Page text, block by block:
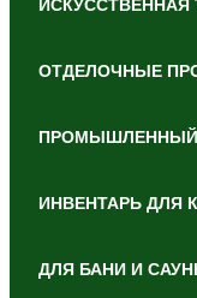
ОТДЕЛОЧНЫЕ
ПРОМЫШЛЕННЫЙ
ИНВЕНТАРЬ ДЛЯ
ДЛЯ БАНИ И